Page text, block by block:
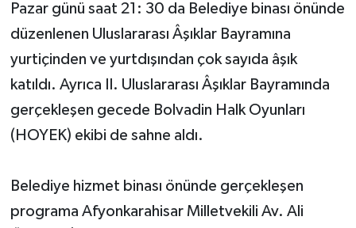
Pazar günü saat 21: 30 da Belediye binası önünde
düzenlenen Uluslararası Âşıklar Bayramına
yurtiçinden ve yurtdışından çok sayıda âşık
katıldı. Ayrıca II. Uluslararası Âşıklar Bayramında
gerçekleşen gecede Bolvadin Halk Oyunları
(HOYEK) ekibi de sahne aldı.
Belediye hizmet binası önünde gerçekleşen
programa Afyonkarahisar Milletvekili Av. Ali